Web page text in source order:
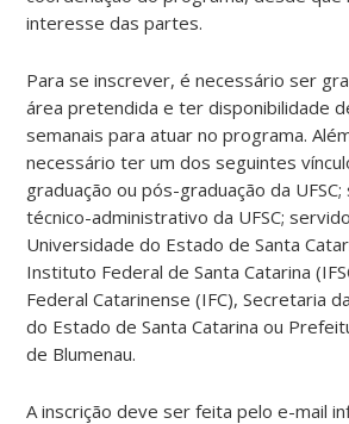
interesse das partes.
Para se inscrever, é necessário ser
área pretendida e ter disponibilidade
semanais para atuar no programa.
necessário ter um dos seguintes
graduação ou pós-graduação da
técnico-administrativo da UFSC;
Universidade do Estado de Santa
Instituto Federal de Santa Catarina
Federal Catarinense (IFC), Secretaria
do Estado de Santa Catarina ou
de Blumenau.
A inscrição deve ser feita pelo e-mail